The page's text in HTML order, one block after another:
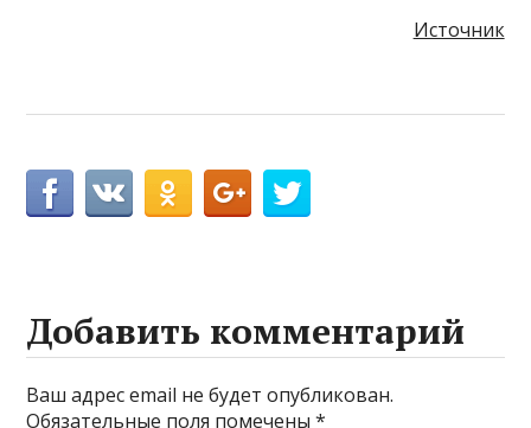
Источник
Добавить комментарий
Ваш адрес email не будет опубликован.
Обязательные поля помечены*